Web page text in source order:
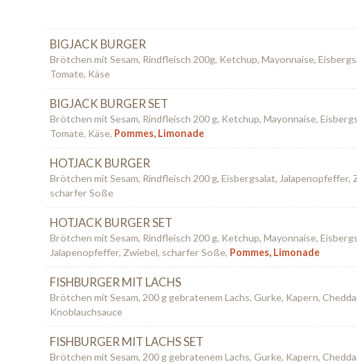
BIGJACK BURGER
Brötchen mit Sesam, Rindfleisch 200g, Ketchup, Mayonnaise,
Tomate, Käse
BIGJACK BURGER SET
Brötchen mit Sesam, Rindfleisch 200 g, Ketchup, Mayonnaise,
Tomate, Käse, Pommes, Limonade
HOTJACK BURGER
Brötchen mit Sesam, Rindfleisch 200 g, Eisbergsalat, Jalapenopfeffer,
scharfer Soße
HOTJACK BURGER SET
Brötchen mit Sesam, Rindfleisch 200 g, Ketchup, Mayonnaise,
Jalapenopfeffer, Zwiebel, scharfer Soße, Pommes, Limonade
FISHBURGER MIT LACHS
Brötchen mit Sesam, 200 g gebratenem Lachs, Gurke, Kapern,
Knoblauchsauce
FISHBURGER MIT LACHS SET
Brötchen mit Sesam, 200 g gebratenem Lachs, Gurke, Kapern,